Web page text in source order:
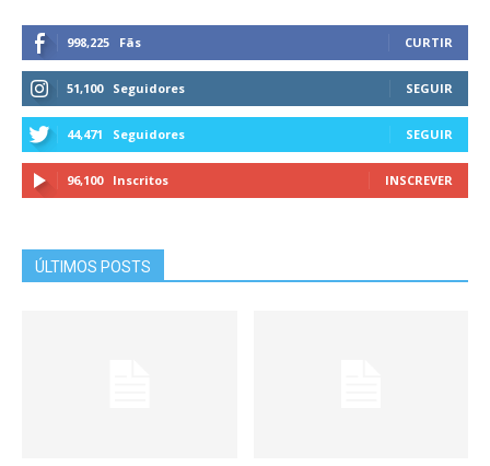
998,225 Fãs CURTIR
51,100 Seguidores SEGUIR
44,471 Seguidores SEGUIR
96,100 Inscritos INSCREVER
ÚLTIMOS POSTS